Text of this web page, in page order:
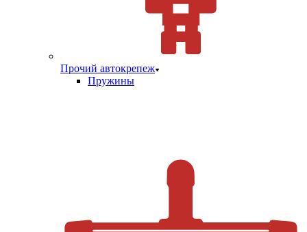
Прочий автокрепеж
Пружины